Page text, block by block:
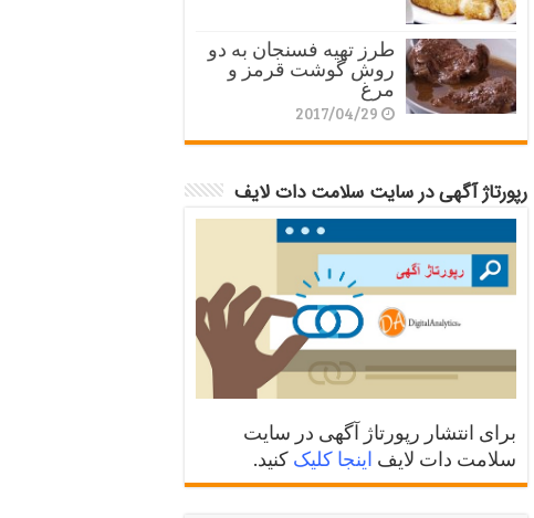
طرز تهیه فسنجان به دو
روش گوشت قرمز و
مرغ
2017/04/29
رپورتاژ آگهی در سایت سلامت دات لایف
برای انتشار رپورتاژ آگهی در سایت
سلامت دات لایف اینجا کلیک کنید.